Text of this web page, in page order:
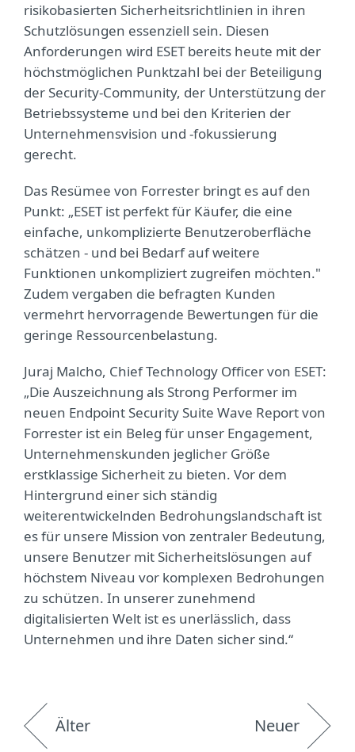
risikobasierten Sicherheitsrichtlinien in ihren
Schutzlösungen essenziell sein. Diesen
Anforderungen wird ESET bereits heute mit der
höchstmöglichen Punktzahl bei der Beteiligung
der Security-Community, der Unterstützung der
Betriebssysteme und bei den Kriterien der
Unternehmensvision und -fokussierung
gerecht.
Das Resümee von Forrester bringt es auf den
Punkt: „ESET ist perfekt für Käufer, die eine
einfache, unkomplizierte Benutzeroberfläche
schätzen - und bei Bedarf auf weitere
Funktionen unkompliziert zugreifen möchten."
Zudem vergaben die befragten Kunden
vermehrt hervorragende Bewertungen für die
geringe Ressourcenbelastung.
Juraj Malcho, Chief Technology Officer von ESET:
„Die Auszeichnung als Strong Performer im
neuen Endpoint Security Suite Wave Report von
Forrester ist ein Beleg für unser Engagement,
Unternehmenskunden jeglicher Größe
erstklassige Sicherheit zu bieten. Vor dem
Hintergrund einer sich ständig
weiterentwickelnden Bedrohungslandschaft ist
es für unsere Mission von zentraler Bedeutung,
unsere Benutzer mit Sicherheitslösungen auf
höchstem Niveau vor komplexen Bedrohungen
zu schützen. In unserer zunehmend
digitalisierten Welt ist es unerlässlich, dass
Unternehmen und ihre Daten sicher sind.“
Älter Neuer